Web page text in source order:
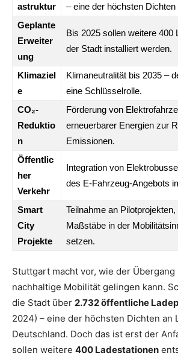
astruktur
– eine der höchsten
Geplante
Erweiter
ung
Bis 2025 sollen weitere 400
der Stadt installiert werden.
Klimaziel
e
Klimaneutralität bis 2035 –
eine Schlüsselrolle.
CO₂-
Reduktio
n
Förderung von
erneuerbarer Energien zur
Emissionen.
Öffentlic
her
Verkehr
Integration von
des E-Fahrzeug-Angebots
Smart
City
Projekte
Teilnahme an
Maßstäbe in der
setzen.
Stuttgart macht vor, wie der Übergang
nachhaltige Mobilität gelingen kann.
die Stadt über 2.732 öffentliche
2024) – eine der höchsten Dichten an
Deutschland. Doch das ist erst der
sollen weitere 400 Ladestationen